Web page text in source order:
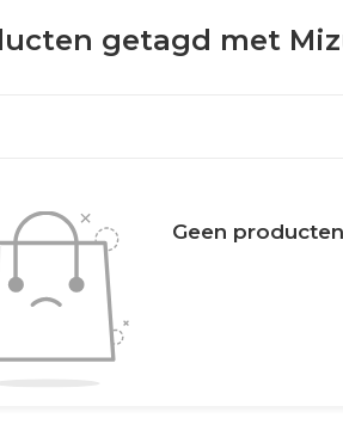
getagd met
Geen